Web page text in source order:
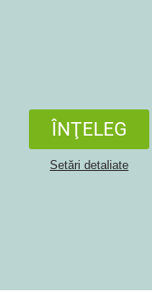
ÎNŢELEG
Setări detaliate